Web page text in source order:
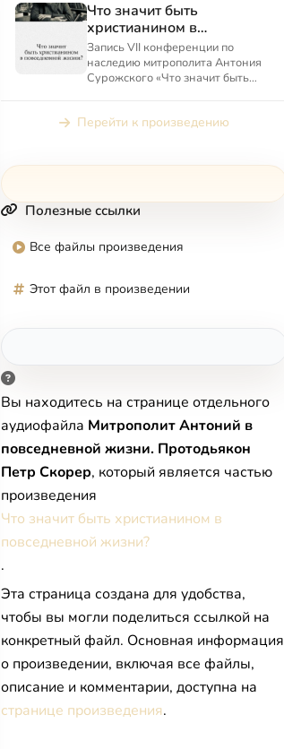
Что значит быть
христианином в
повседневной жизни?
Запись VII конференции по
наследию митрополита Антония
Сурожского «Что значит быть
Москва...
Перейти к произведению
Полезные ссылки
Все файлы произведения
Этот файл в произведении
Вы находитесь на странице отдельного
аудиофайла Митрополит Антоний в
повседневной жизни. Протодьякон
Петр Скорер, который является частью
произведения
Что значит быть христианином в
повседневной жизни?
.
Эта страница создана для удобства,
чтобы вы могли поделиться ссылкой на
конкретный файл. Основная информация
о произведении, включая все файлы,
описание и комментарии, доступна на
странице произведения.